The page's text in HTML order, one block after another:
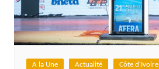
A la Une Actualité Côte d'Ivoire